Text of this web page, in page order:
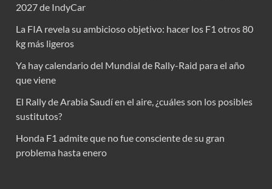
2027 de IndyCar
La FIA revela su ambicioso objetivo: hacer los F1 otros 80
kg más ligeros
Ya hay calendario del Mundial de Rally-Raid para el año
que viene
El Rally de Arabia Saudí en el aire, ¿cuáles son los posibles
sustitutos?
Honda F1 admite que no fue consciente de su gran
problema hasta enero